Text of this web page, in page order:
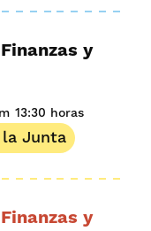
y
13:30 horas
la Junta
y